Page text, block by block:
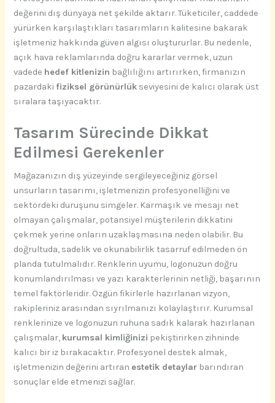
değerini dış dünyaya net şekilde aktarır. Tüketiciler, caddede
yürürken karşılaştıkları tasarımların kalitesine bakarak
işletmeniz hakkında güven algısı oluştururlar. Bu nedenle,
açık hava reklamlarında doğru kararlar vermek, uzun
vadede hedef kitlenizin bağlılığını artırırken, firmanızın
pazardaki fiziksel görünürlük seviyesini de kalıcı olarak üst
sıralara taşıyacaktır.
Tasarım Sürecinde Dikkat
Edilmesi Gerekenler
Mağazanızın dış yüzeyinde sergileyeceğiniz görsel
unsurların tasarımı, işletmenizin profesyonelliğini ve
sektördeki duruşunu simgeler. Karmaşık ve mesajı net
olmayan çalışmalar, potansiyel müşterilerin dikkatini
çekmek yerine onların uzaklaşmasına neden olabilir. Bu
doğrultuda, sadelik ve okunabilirlik tasarruf edilmeden ön
planda tutulmalıdır. Renklerin uyumu, logonuzun doğru
konumlandırılması ve yazı karakterlerinin netliği, başarının
temel faktörleridir. Özgün fikirlerle hazırlanan vizyon,
rakipleriniz arasından sıyrılmanızı kolaylaştırır. Kurumsal
renklerinize ve logonuzun ruhuna sadık kalarak hazırlanan
çalışmalar, kurumsal kimliğinizi pekiştirirken zihninde
kalıcı bir iz bırakacaktır. Profesyonel destek almak,
işletmenizin değerini artıran estetik detaylar barındıran
sonuçlar elde etmenizi sağlar.